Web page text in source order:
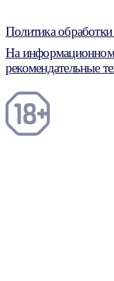
Политика
На информационном
рекомендательные